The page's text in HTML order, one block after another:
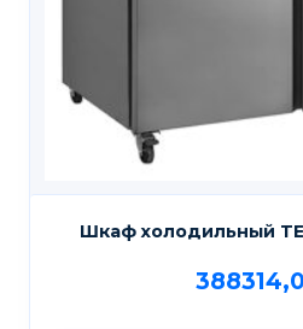
Шкаф холодильный